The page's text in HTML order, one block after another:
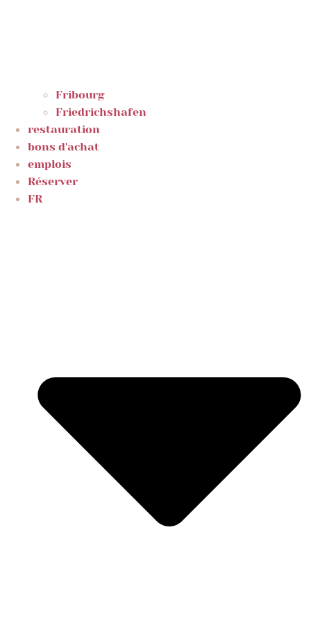
Fribourg
Friedrichshafen
restauration
bons d'achat
emplois
Réserver
FR